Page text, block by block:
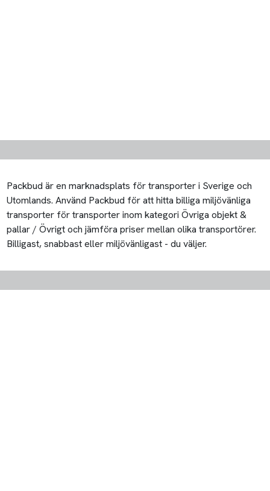
Packbud är en marknadsplats för transporter i Sverige och
Utomlands. Använd Packbud för att hitta billiga miljövänliga
transporter för transporter inom kategori Övriga objekt &
pallar / Övrigt och jämföra priser mellan olika transportörer.
Billigast, snabbast eller miljövänligast - du väljer.